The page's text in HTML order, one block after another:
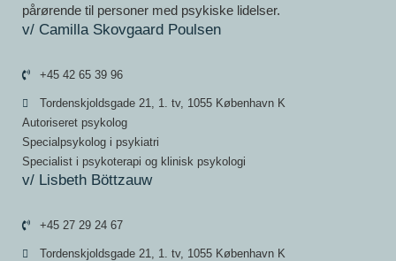
pårørende til personer med psykiske lidelser.
v/ Camilla Skovgaard Poulsen
+45 42 65 39 96
Tordenskjoldsgade 21, 1. tv, 1055 København K
Autoriseret psykolog
Specialpsykolog i psykiatri
Specialist i psykoterapi og klinisk psykologi
v/ Lisbeth Böttzauw
+45 27 29 24 67
Tordenskjoldsgade 21, 1. tv, 1055 København K